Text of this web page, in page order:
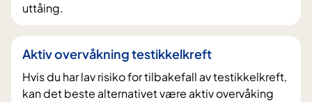
uttåing.
Aktiv overvåkning testikkelkreft
Hvis du har lav risiko for tilbakefall av testikkelkreft,
kan det beste alternativet være aktiv overvåking